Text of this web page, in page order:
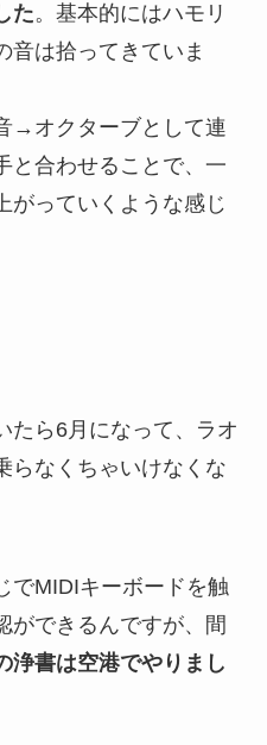
た。基本的にはハモリ
音は拾ってきていま
→オクターブとして連
と合わせることで、一
がっていくような感じ
たら6月になって、ラオ
らなくちゃいけなくな
でMIDIキーボードを触
ができるんですが、間
浄書は空港でやりまし